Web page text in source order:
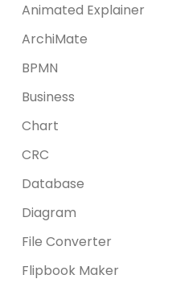
Animated Explainer
ArchiMate
BPMN
Business
Chart
CRC
Database
Diagram
File Converter
Flipbook Maker